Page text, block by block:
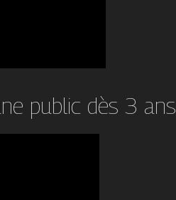
public dès 3 ans